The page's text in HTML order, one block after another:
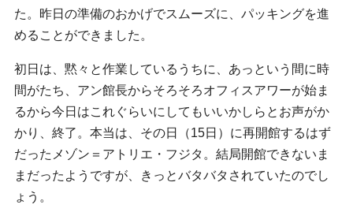
た。昨日の準備のおかげでスムーズに、パッキングを進
めることができました。
初日は、黙々と作業しているうちに、あっという間に時
間がたち、アン館長からそろそろオフィスアワーが始ま
るから今日はこれぐらいにしてもいいかしらとお声がか
かり、終了。本当は、その日（15日）に再開館するはず
だったメゾン＝アトリエ・フジタ。結局開館できないま
まだったようですが、きっとバタバタされていたのでし
ょう。